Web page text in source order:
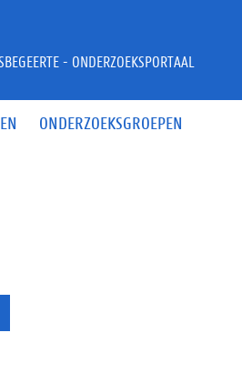
ONDERZOEKSGROEPEN
- ONDERZOEKSPORTAAL